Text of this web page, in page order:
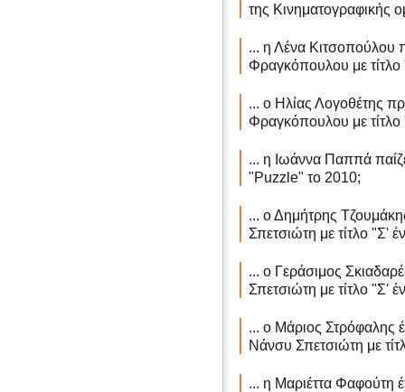
της Κινηματογραφικής
... η Λένα Κιτσοπούλου
Φραγκόπουλου με
... ο Ηλίας Λογοθέτης
Φραγκόπουλου με
... η Ιωάννα Παππά
"Puzzle" το 2010;
... ο Δημήτρης
Σπετσιώτη με τίτλο "Σ'
... ο Γεράσιμος
Σπετσιώτη με τίτλο "Σ'
... ο Μάριος Στρόφαλης
Νάνσυ Σπετσιώτη με
... η Μαριέττα Φαφούτη